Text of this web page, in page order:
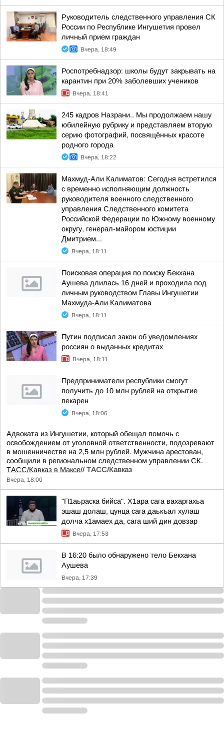
Руководитель следственного управления СК
России по Республике Ингушетия провел
личный прием граждан
Вчера, 18:49
Роспотребнадзор: школы будут закрывать на
карантин при 20% заболевших учеников
Вчера, 18:41
245 кадров Назрани.. Мы продолжаем нашу
юбилейную рубрику и представляем вторую
серию фотографий, посвящённых красоте
родного города
Вчера, 18:22
Махмуд-Али Калиматов: Сегодня встретился
с временно исполняющим должность
руководителя военного следственного
управления Следственного комитета
Российской Федерации по Южному военному
округу, генерал-майором юстиции
Дмитрием...
Вчера, 18:11
Поисковая операция по поиску Бекхана
Аушева длилась 16 дней и проходила под
личным руководством Главы Ингушетии
Махмуда-Али Калиматова
Вчера, 18:11
Путин подписал закон об уведомлениях
россиян о выданных кредитах
Вчера, 18:11
Предприниматели республики смогут
получить до 10 млн рублей на открытие
пекарен
Вчера, 18:06
Адвоката из Ингушетии, который обещал помочь с
освобождением от уголовной ответственности, подозревают
в мошенничестве на 2,5 млн рублей. Мужчина арестован,
сообщили в региональном следственном управлении СК.
ТАСС/Кавказ в Максе// ТАСС/Кавказ
Вчера, 18:00
"П1аьраска бийса". Х1ара сага вахаргахьа
эшаш долаш, цунца сага даькъал хулаш
долча х1амаех да, сага ший дин довзар
Вчера, 17:53
В 16:20 было обнаружено тело Бекхана
Аушева
Вчера, 17:39